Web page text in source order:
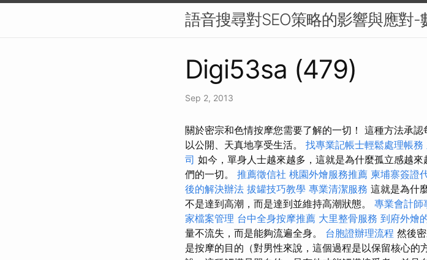
語音搜尋對SEO策略的影響與應對-
Digi53sa (479)
Sep 2, 2013
關於密宗和色情按摩您需要了解的一切！ 這種方法承
以公開、天真地享受生活。 找專業記帳士輕鬆處理帳務
司 如今，單身人士越來越多，這就是為什麼孤立感越
們的一切。 推薦徵信社 桃園外燴服務推薦 柬埔寨簽證
後的解決辦法 拔罐技巧教學 專業清潔服務 這就是為什
不是達到高潮，而是達到並維持高潮狀態。 專業會計師
家檔案管理 台中全身按摩推薦 大里整骨服務 到府外燴
量不流失，而是能夠流遍全身。 台胞證辦理流程 然後
是按摩的目的（對男性來說，這個過程是以保留核心的